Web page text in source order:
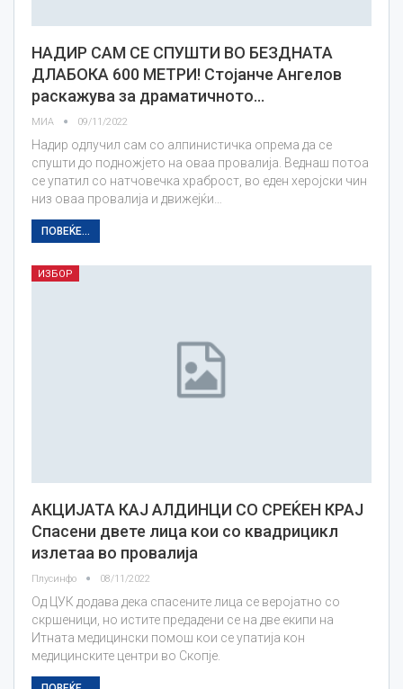
НАДИР САМ СЕ СПУШТИ ВО БЕЗДНАТА
ДЛАБОКА 600 МЕТРИ! Стојанче Ангелов
раскажува за драматичното…
МИА 09/11/2022
Надир одлучил сам со алпинистичка опрема да се
спушти до подножјето на оваа провалија. Веднаш потоа
се упатил со натчовечка храброст, во еден херојски чин
низ оваа провалија и движејќи…
ПОВЕЌЕ...
ИЗБОР
АКЦИЈАТА КАЈ АЛДИНЦИ СО СРЕЌЕН КРАЈ
Спасени двете лица кои со квадрицикл
излетаа во провалија
Плусинфо 08/11/2022
Од ЦУК додава дека спасените лица се веројатно со
скршеници, но истите предадени се на две екипи на
Итната медицински помош кои се упатија кон
медицинските центри во Скопје.